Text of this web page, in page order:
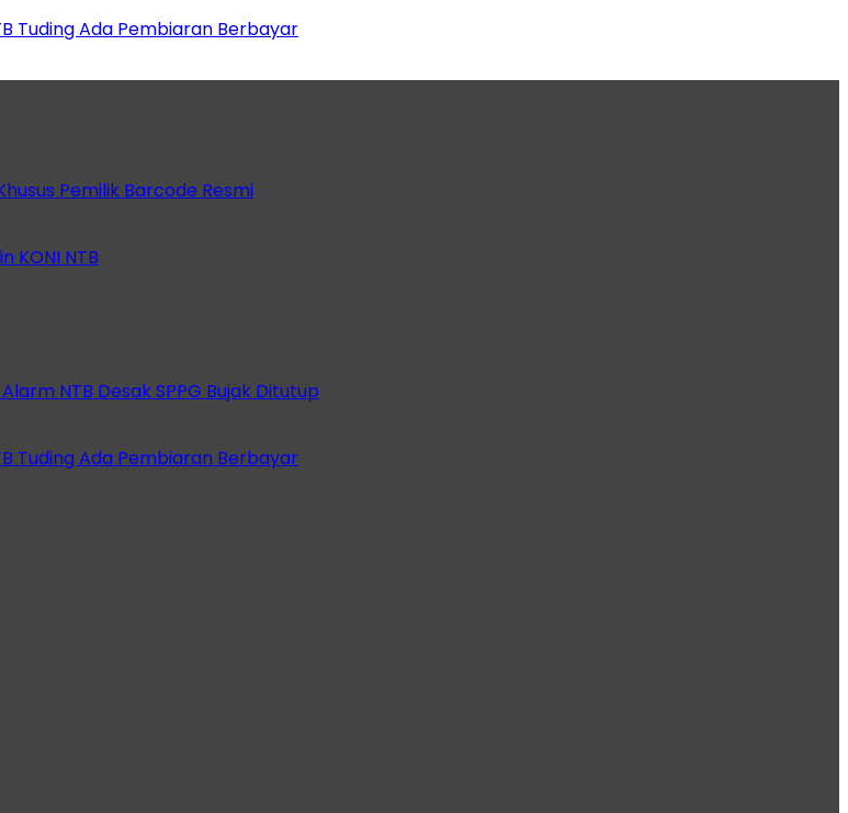
Tuding Ada Pembiaran Berbayar
Pemilik Barcode Resmi
KONI NTB
NTB Desak SPPG Bujak Ditutup
Tuding Ada Pembiaran Berbayar